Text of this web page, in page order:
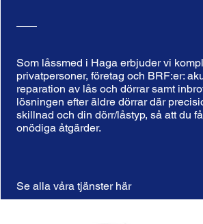
Som låssmed i Haga erbjuder vi
privatpersoner, företag och BRF:er:
reparation av lås och dörrar samt
lösningen efter äldre dörrar där
skillnad och din dörr/låstyp, så att du
onödiga åtgärder.
Se alla våra tjänster här